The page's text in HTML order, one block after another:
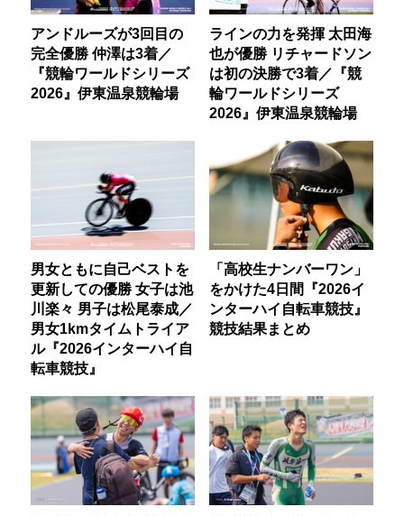
アンドルーズが3回目の
完全優勝 仲澤は3着／
『競輪ワールドシリーズ
2026』伊東温泉競輪場
ラインの力を発揮 太田海
也が優勝 リチャードソン
は初の決勝で3着／『競
輪ワールドシリーズ
2026』伊東温泉競輪場
男女ともに自己ベストを
更新しての優勝 女子は池
川楽々 男子は松尾泰成／
男女1kmタイムトライア
ル『2026インターハイ自
転車競技』
「高校生ナンバーワン」
をかけた4日間『2026イ
ンターハイ自転車競技』
競技結果まとめ